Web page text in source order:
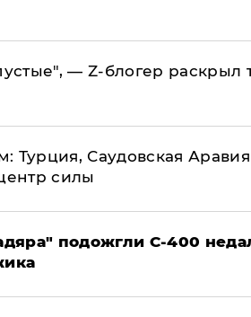
— Z-блогер раскрыл
Турция, Саудовская
силы
подожгли С-400